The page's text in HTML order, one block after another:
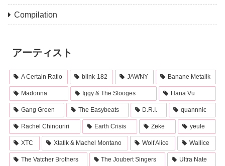
Compilation
アーティスト
A Certain Ratio blink-182 JAWNY Banane Metalik
Madonna Iggy & The Stooges Hana Vu
Gang Green The Easybeats D.R.I. quannnic
Rachel Chinouriri Earth Crisis Zeke yeule
XTC Xtatik & Machel Montano Wolf Alice Wallice
The Vatcher Brothers The Joubert Singers Ultra Nate